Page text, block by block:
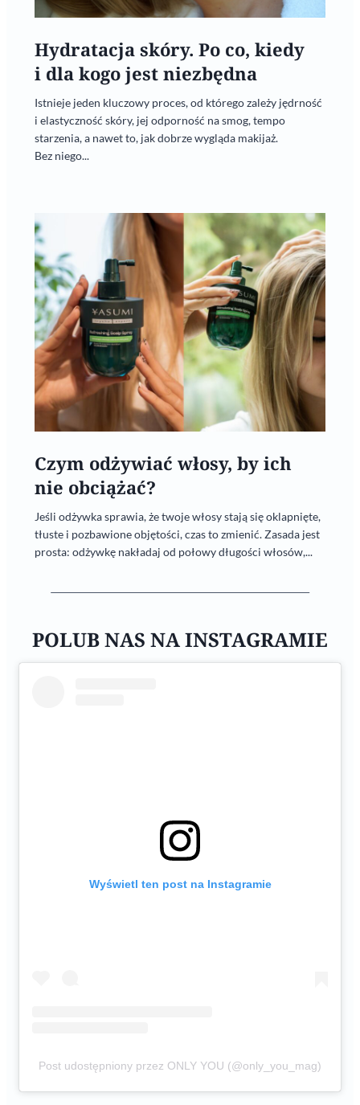
Hydratacja skóry. Po co, kiedy
i dla kogo jest niezbędna
Istnieje jeden kluczowy proces, od którego zależy jędrność
i elastyczność skóry, jej odporność na smog, tempo
starzenia, a nawet to, jak dobrze wygląda makijaż.
Bez niego...
Czym odżywiać włosy, by ich
nie obciążać?
Jeśli odżywka sprawia, że twoje włosy stają się oklapnięte,
tłuste i pozbawione objętości, czas to zmienić. Zasada jest
prosta: odżywkę nakładaj od połowy długości włosów,...
POLUB NAS NA INSTAGRAMIE
Wyświetl ten post na Instagramie
Post udostępniony przez ONLY YOU (@only_you_mag)